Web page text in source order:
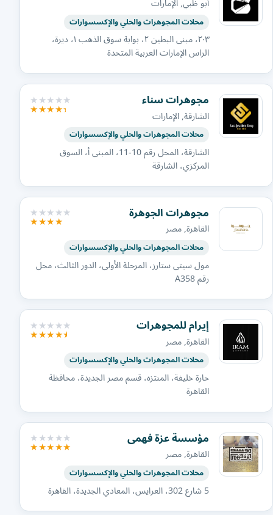
محلات المجوهرات والحلي والإكسسوارات
٢٠٣، مبنى البطين ٢، بوابة سوق الذهب ١، ديرة،
الراس الإمارات العربية المتحدة
مجوهرات سناء
الشارقة, الإمارات
محلات المجوهرات والحلي والإكسسوارات
الشارقة، المحل رقم 10-11، المبنى أ، السوق
المركزي، الشارقة
مجوهرات الجوهرة
القاهرة, مصر
محلات المجوهرات والحلي والإكسسوارات
مول سيتى ستارز، المرحلة الأولى، الدور الثالث، محل
رقم A358
إيرام للمجوهرات
القاهرة, مصر
محلات المجوهرات والحلي والإكسسوارات
حارة خليفة، المنتزه، قسم مصر الجديدة، محافظة
القاهرة
مؤسسة عزة فهمى
القاهرة, مصر
محلات المجوهرات والحلي والإكسسوارات
5 شارع 302، العرايس، المعادي الجديدة، القاهرة